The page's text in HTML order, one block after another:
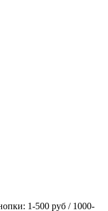
1-500 руб / 1000-